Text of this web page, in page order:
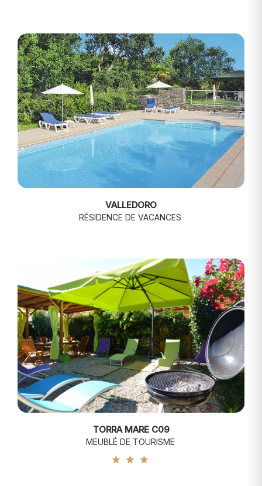
VALLEDORO
RÉSIDENCE DE VACANCES
TORRA MARE C09
MEUBLÉ DE TOURISME